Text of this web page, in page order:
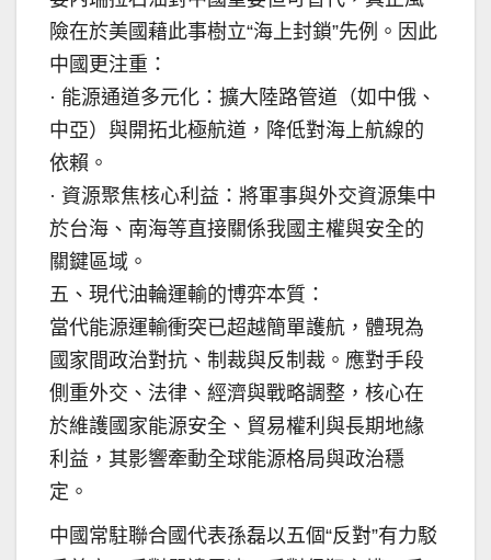
險在於美國藉此事樹立“海上封鎖”先例。因此
中國更注重：
· 能源通道多元化：擴大陸路管道（如中俄、
中亞）與開拓北極航道，降低對海上航線的
依賴。
· 資源聚焦核心利益：將軍事與外交資源集中
於台海、南海等直接關係我國主權與安全的
關鍵區域。
五、現代油輪運輸的博弈本質：
當代能源運輸衝突已超越簡單護航，體現為
國家間政治對抗、制裁與反制裁。應對手段
側重外交、法律、經濟與戰略調整，核心在
於維護國家能源安全、貿易權利與長期地緣
利益，其影響牽動全球能源格局與政治穩
定。
中國常駐聯合國代表孫磊以五個“反對”有力駁